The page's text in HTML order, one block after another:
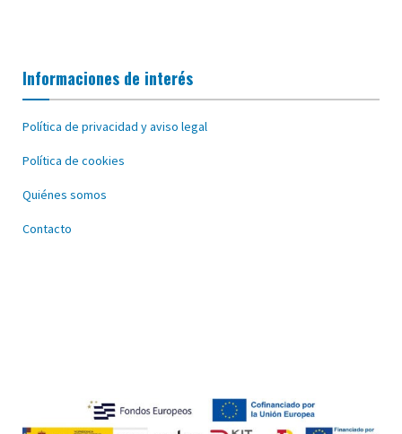
Informaciones de interés
Política de privacidad y aviso legal
Política de cookies
Quiénes somos
Contacto